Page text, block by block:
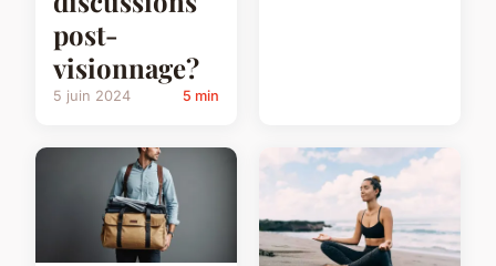
post-
visionnage?
5 juin 2024 5 min